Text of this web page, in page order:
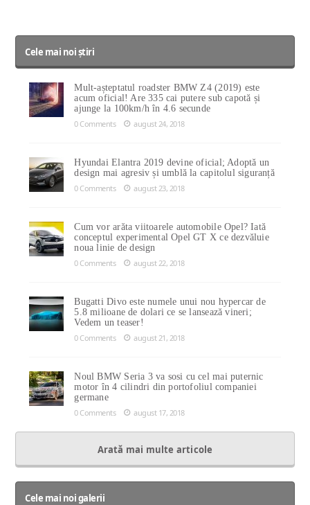
Cele mai noi știri
Mult-așteptatul roadster BMW Z4 (2019) este
acum oficial! Are 335 cai putere sub capotă și
ajunge la 100km/h în 4.6 secunde
0 Comments
august 24, 2018
Hyundai Elantra 2019 devine oficial; Adoptă un
design mai agresiv și umblă la capitolul siguranță
0 Comments
august 23, 2018
Cum vor arăta viitoarele automobile Opel? Iată
conceptul experimental Opel GT X ce dezvăluie
noua linie de design
0 Comments
august 22, 2018
Bugatti Divo este numele unui nou hypercar de
5.8 milioane de dolari ce se lansează vineri;
Vedem un teaser!
0 Comments
august 21, 2018
Noul BMW Seria 3 va sosi cu cel mai puternic
motor în 4 cilindri din portofoliul companiei
germane
0 Comments
august 17, 2018
Arată mai multe articole
Cele mai noi galerii